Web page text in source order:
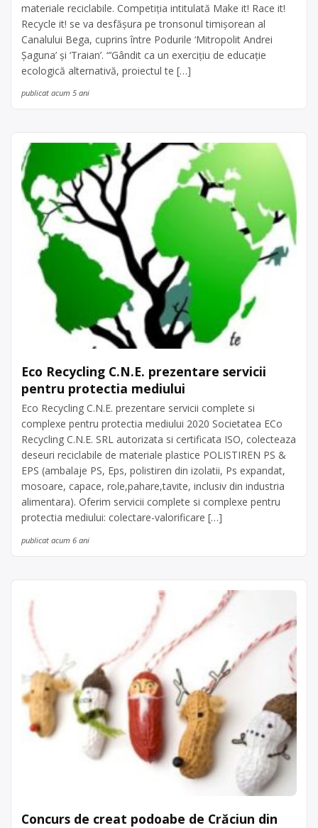
materiale reciclabile. Competiția intitulată Make it! Race it!
Recycle it! se va desfășura pe tronsonul timişorean al
Canalului Bega, cuprins între Podurile ‘Mitropolit Andrei
Şaguna’ şi ‘Traian’. “’Gândit ca un exerciţiu de educaţie
ecologică alternativă, proiectul te […]
publicat acum 5 ani
Eco Recycling C.N.E. prezentare servicii
pentru protectia mediului
Eco Recycling C.N.E. prezentare servicii complete si
complexe pentru protectia mediului 2020 Societatea ECo
Recycling C.N.E. SRL autorizata si certificata ISO, colecteaza
deseuri reciclabile de materiale plastice POLISTIREN PS &
EPS (ambalaje PS, Eps, polistiren din izolatii, Ps expandat,
mosoare, capace, role,pahare,tavite, inclusiv din industria
alimentara). Oferim servicii complete si complexe pentru
protectia mediului: colectare-valorificare […]
publicat acum 6 ani
Concurs de creat podoabe de Crăciun din